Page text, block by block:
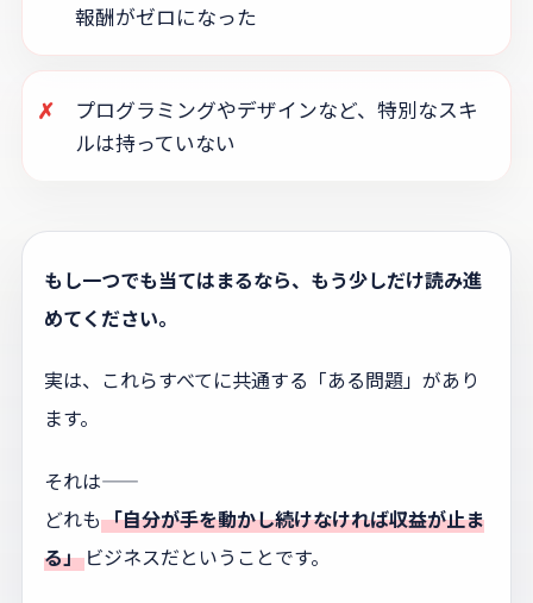
報酬がゼロになった
✗
プログラミングやデザインなど、特別なスキ
ルは持っていない
もし一つでも当てはまるなら、もう少しだけ読み進
めてください。
実は、これらすべてに共通する「ある問題」があり
ます。
それは——
どれも「自分が手を動かし続けなければ収益が止ま
る」 ビジネスだということです。